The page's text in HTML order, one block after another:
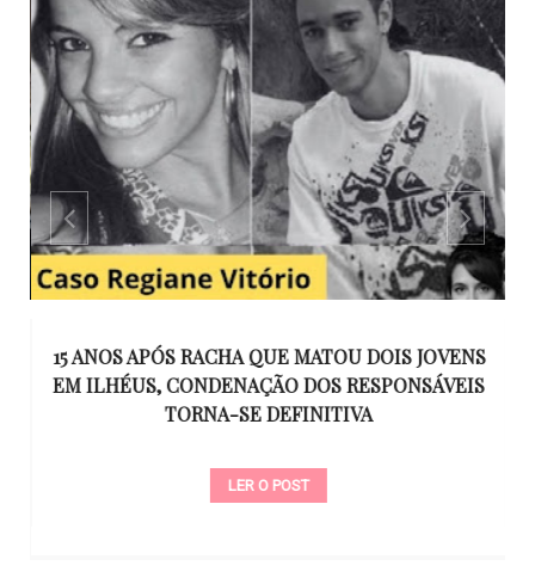
15 ANOS APÓS RACHA QUE MATOU DOIS JOVENS
EM ILHÉUS, CONDENAÇÃO DOS RESPONSÁVEIS
TORNA-SE DEFINITIVA
LER O POST